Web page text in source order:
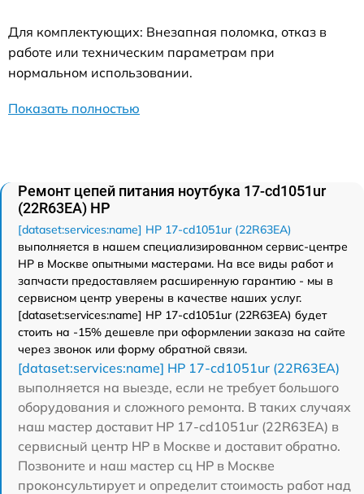
Для комплектующих: Внезапная поломка, отказ в
работе или техническим параметрам при
нормальном использовании.
Показать полностью
Ремонт цепей питания ноутбука 17-cd1051ur
(22R63EA) HP
[dataset:services:name] HP 17-cd1051ur (22R63EA)
выполняется в нашем специализированном сервис-центре
HP в Москве опытными мастерами. На все виды работ и
запчасти предоставляем расширенную гарантию - мы в
сервисном центр уверены в качестве наших услуг.
[dataset:services:name] HP 17-cd1051ur (22R63EA) будет
стоить на -15% дешевле при оформлении заказа на сайте
через звонок или форму обратной связи.
[dataset:services:name] HP 17-cd1051ur (22R63EA)
выполняется на выезде, если не требует большого
оборудования и сложного ремонта. В таких случаях
наш мастер доставит HP 17-cd1051ur (22R63EA) в
сервисный центр HP в Москве и доставит обратно.
Позвоните и наш мастер сц HP в Москве
проконсультирует и определит стоимость работ над